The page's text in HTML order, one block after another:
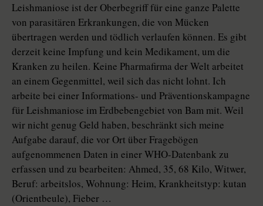
Leishmaniose ist der Oberbegriff für eine ganze Palette
von parasitären Erkrankungen, die von Mücken
übertragen werden und tödlich verlaufen können. Es gibt
derzeit keine Impfung und kein Medikament, um die
Kranken zu heilen. Keine Pharmafirma der Welt arbeitet
an einem Gegenmittel, weil sich das nicht lohnt. Ich
arbeite bei einer Informations- und Präventionskampagne
für Leishmaniose im Erdbebengebiet von Bam mit. Weil
wir nicht genug Geld haben, beschränkt sich meine
Aufgabe darauf, die vor Ort über Fragebögen
aufgenommenen Daten in einer WHO-Datenbank zu
erfassen und zu bearbeiten: Ahmed, 35, 68 Kilo, Witwer,
Beruf: arbeitslos, Wohnung: Heim, Krankheitstyp: kutan
(Orientbeule), Fieber …